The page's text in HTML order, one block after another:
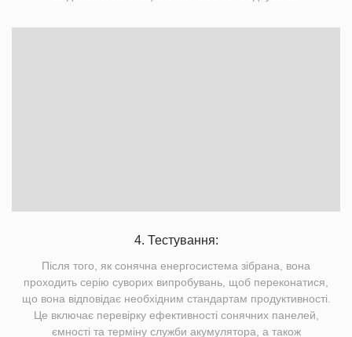
4. Тестування:
Після того, як сонячна енергосистема зібрана, вона
проходить серію суворих випробувань, щоб переконатися,
що вона відповідає необхідним стандартам продуктивності.
Це включає перевірку ефективності сонячних панелей,
ємності та терміну служби акумулятора, а також